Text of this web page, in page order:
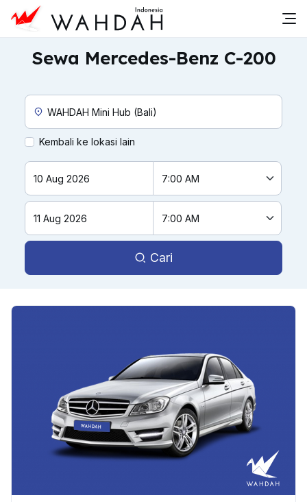
Sewa Mercedes-Benz C-200
Lokasi Penjemputan Khusus
Kembali ke lokasi lain
Cari